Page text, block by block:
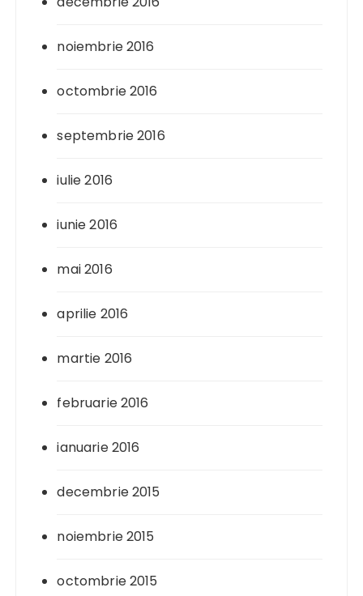
noiembrie 2016
octombrie 2016
septembrie 2016
iulie 2016
iunie 2016
mai 2016
aprilie 2016
martie 2016
februarie 2016
ianuarie 2016
decembrie 2015
noiembrie 2015
octombrie 2015